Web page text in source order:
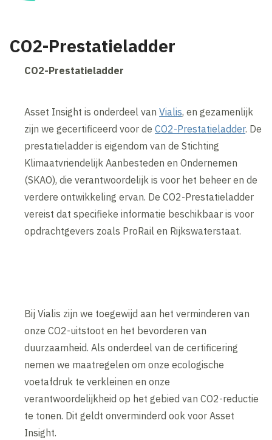
CO2-Prestatieladder
CO2-Prestatieladder
Asset Insight is onderdeel vanVialis, en gezamenlijk
zijn we gecertificeerd voor deCO2-Prestatieladder. De
prestatieladder is eigendom van de Stichting
Klimaatvriendelijk Aanbesteden en Ondernemen
(SKAO), die verantwoordelijk is voor het beheer en de
verdere ontwikkeling ervan. De CO2-Prestatieladder
vereist dat specifieke informatie beschikbaar is voor
opdrachtgevers zoals ProRail en Rijkswaterstaat.
Bij Vialis zijn we toegewijd aan het verminderen van
onze CO2-uitstoot en het bevorderen van
duurzaamheid. Als onderdeel van de certificering
nemen we maatregelen om onze ecologische
voetafdruk te verkleinen en onze
verantwoordelijkheid op het gebied van CO2-reductie
te tonen. Dit geldt onverminderd ook voor Asset
Insight.